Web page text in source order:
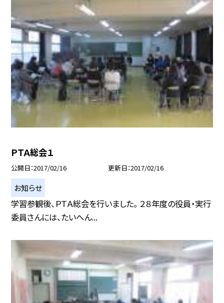
ＰＴＡ総会１
公開日 2017/02/16 更新日 2017/02/16
お知らせ
学習参観後、ＰＴＡ総会を行いました。 ２８年度の役員・実行
委員さんには、たいへん...